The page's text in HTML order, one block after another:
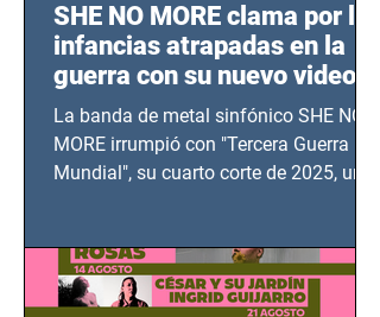
SHE NO MORE clama por las
infancias atrapadas en la
guerra con su nuevo video
TERCERA GUERRA
MUNDIAL
La banda de metal sinfónico SHE NO
MORE irrumpió con "Tercera Guerra
Mundial", su cuarto corte de 2025, un
bélicos.